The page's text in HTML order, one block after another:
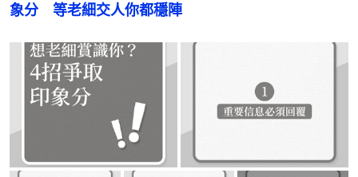
象分　等老細交人你都穩陣